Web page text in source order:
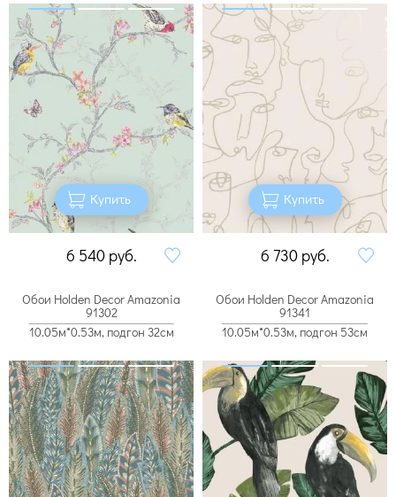
Купить
6 540 руб.
Купить
6 730 руб.
Обои Holden Decor Amazonia
91302
10.05м*0.53м, подгон 32см
Обои Holden Decor Amazonia
91341
10.05м*0.53м, подгон 53см